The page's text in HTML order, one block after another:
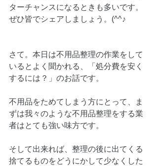
ターチャンスになるときも多いです。
ぜひ皆でシェアしましょう。(^^♪
さて。本日は不用品整理の作業をして
いるとよく聞かれる、「処分費を安く
するには？」のお話です。
不用品をためてしまう方にとって、ま
ずは我々のような不用品整理をする業
者はとても強い味方です。
そして出来れば、整理の後に出てくる
捨てるものをどうにかして少なくした